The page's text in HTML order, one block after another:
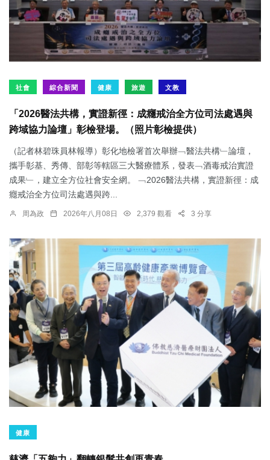
社會 綜合新聞 健康 旅遊 文教
「2026醫法共構，實證新徑：成癮戒治全方位司法處遇與
跨域協力論壇」彰檢登場。（照片彰檢提供）
（記者林碧珠員林報導）彰化地檢署首次舉辦﹁醫法共構﹂論壇，
攜手彰基、秀傳、部彰等轄區三大醫療體系，發表﹁酒毒戒治實證
成果﹂，建立全方位社會安全網。 ﹁2026醫法共構，實證新徑：成
癮戒治全方位司法處遇與跨...
周為政 2026年八月08日 2,379 觀看 3 分享
健康